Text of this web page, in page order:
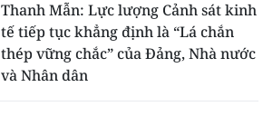
Thanh Mẫn: Lực lượng Cảnh sát kinh
tế tiếp tục khẳng định là “Lá chắn
thép vững chắc” của Đảng, Nhà nước
và Nhân dân